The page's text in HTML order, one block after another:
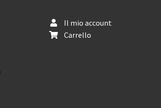
Il mio account
Carrello